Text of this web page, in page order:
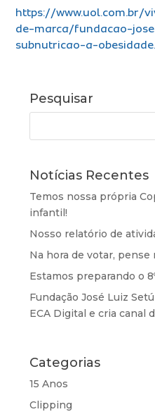
https://www.uol.com.br/
de-marca/fundacao-
subnutricao-a-
Pesquisar
Notícias Recentes
Temos nossa própria
infantil!
Nosso relatório de
Na hora de votar, pense
Estamos preparando o
Fundação José Luiz
ECA Digital e cria canal
Categorias
15 Anos
Clipping